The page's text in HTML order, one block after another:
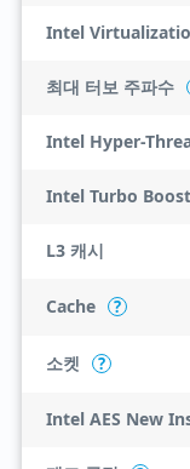
최대 터보 주파수
L3 캐시
Cache ?
소켓 ?